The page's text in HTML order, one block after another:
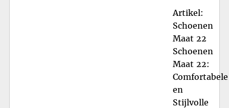
Artikel:
Schoenen
Maat 22
Schoenen
Maat 22:
Comfortabele
en
Stijlvolle